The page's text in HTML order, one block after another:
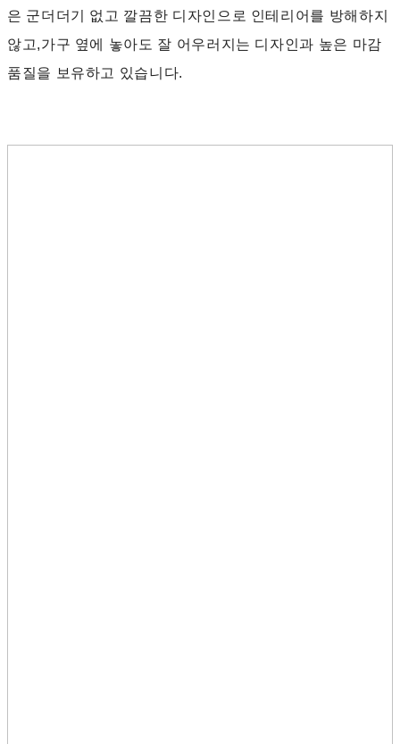
은 군더더기 없고 깔끔한 디자인으로 인테리어를 방해하지
않고,가구 옆에 놓아도 잘 어우러지는 디자인과 높은 마감
품질을 보유하고 있습니다.